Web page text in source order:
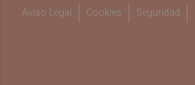
Aviso Legal
Cookies Seguridad